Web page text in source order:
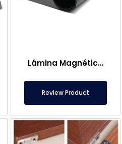
Lámina Magnética – Para Uso en el Suelo – Apto para Alimentos
Review Product